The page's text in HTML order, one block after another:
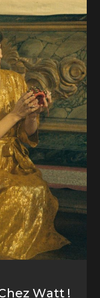
Watt !